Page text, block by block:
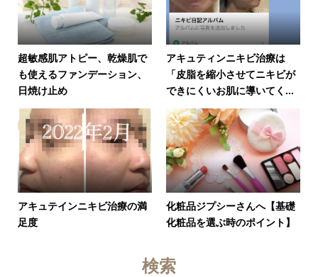
超敏感肌アトピー、乾燥肌で
も使えるファンデーション、
日焼け止め
アキュティンニキビ治療は
「皮脂を縮小させてニキビが
できにくいお肌に導いてく...
アキュテインニキビ治療の満
足度
化粧品ジプシーさんへ【基礎
化粧品を選ぶ時のポイント】
検索